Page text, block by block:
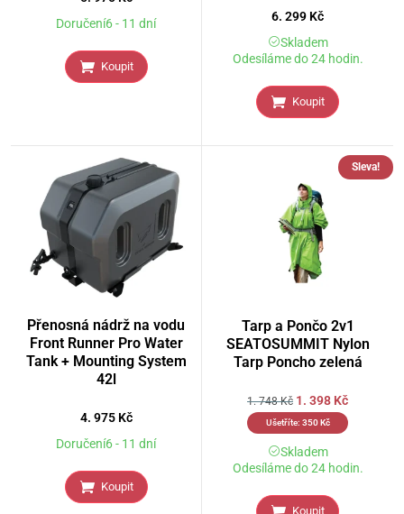
Doručení6 - 11 dní
Koupit
6. 299 Kč
Skladem
Odesíláme do 24 hodin.
Koupit
Přenosná nádrž na vodu
Front Runner Pro Water
Tank + Mounting System
42l
4. 975 Kč
Doručení6 - 11 dní
Koupit
Sleva!
Tarp a Pončo 2v1
SEATOSUMMIT Nylon
Tarp Poncho zelená
1. 748Kč 1. 398 Kč
Ušetříte: 350Kč
Skladem
Odesíláme do 24 hodin.
Koupit